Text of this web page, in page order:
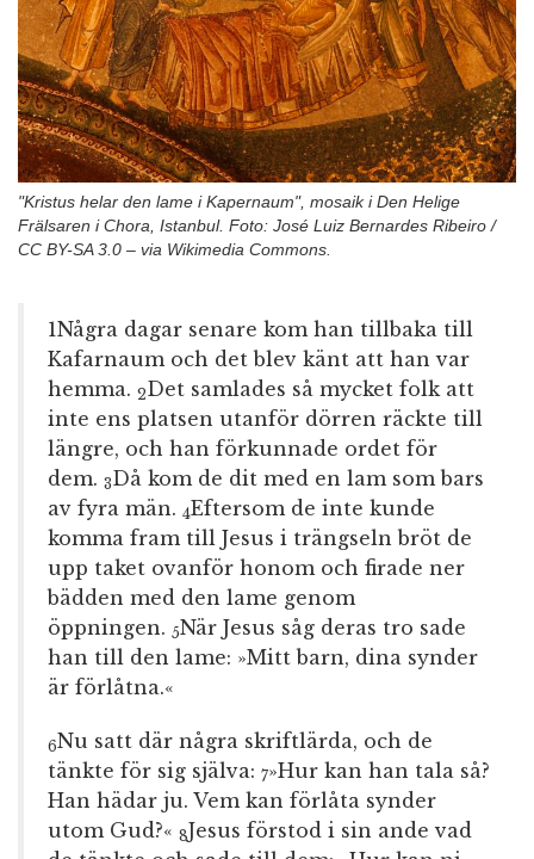
"Kristus helar den lame i Kapernaum", mosaik i Den Helige
Frälsaren i Chora, Istanbul. Foto: José Luiz Bernardes Ribeiro /
CC BY-SA 3.0 – via Wikimedia Commons.
1Några dagar senare kom han tillbaka till
Kafarnaum och det blev känt att han var
hemma. 2Det samlades så mycket folk att
inte ens platsen utanför dörren räckte till
längre, och han förkunnade ordet för
dem. 3Då kom de dit med en lam som bars
av fyra män. 4Eftersom de inte kunde
komma fram till Jesus i trängseln bröt de
upp taket ovanför honom och firade ner
bädden med den lame genom
öppningen. 5När Jesus såg deras tro sade
han till den lame: »Mitt barn, dina synder
är förlåtna.«
6Nu satt där några skriftlärda, och de
tänkte för sig själva: 7»Hur kan han tala så?
Han hädar ju. Vem kan förlåta synder
utom Gud?« 8Jesus förstod i sin ande vad